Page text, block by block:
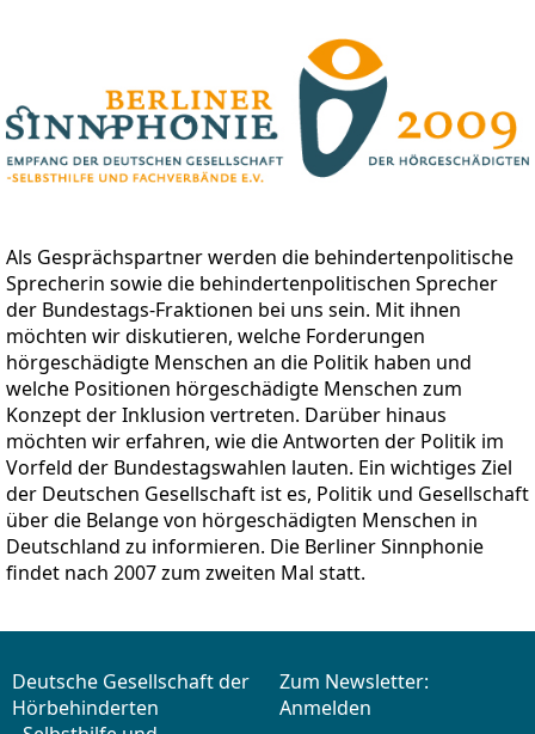
Als Gesprächspartner werden die behindertenpolitische
Sprecherin sowie die behindertenpolitischen Sprecher
der Bundestags-Fraktionen bei uns sein. Mit ihnen
möchten wir diskutieren, welche Forderungen
hörgeschädigte Menschen an die Politik haben und
welche Positionen hörgeschädigte Menschen zum
Konzept der Inklusion vertreten. Darüber hinaus
möchten wir erfahren, wie die Antworten der Politik im
Vorfeld der Bundestagswahlen lauten. Ein wichtiges Ziel
der Deutschen Gesellschaft ist es, Politik und Gesellschaft
über die Belange von hörgeschädigten Menschen in
Deutschland zu informieren. Die Berliner Sinnphonie
findet nach 2007 zum zweiten Mal statt.
Deutsche Gesellschaft der
Hörbehinderten
Zum Newsletter:
Anmelden